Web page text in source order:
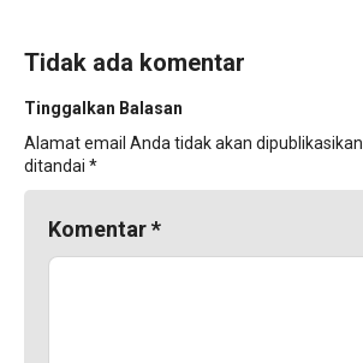
Tidak ada komentar
Tinggalkan Balasan
Alamat email Anda tidak akan dipublikasikan.
ditandai *
Komentar*